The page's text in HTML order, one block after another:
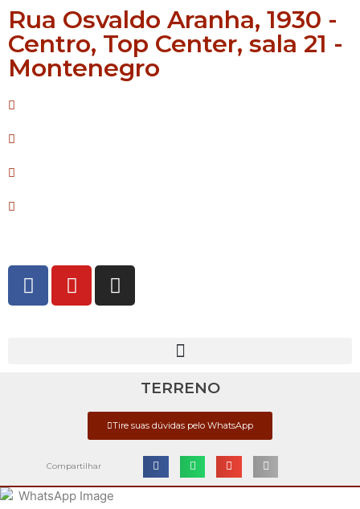
Rua Osvaldo Aranha, 1930 -
Centro, Top Center, sala 21 -
Montenegro
TERRENO
Tire suas dúvidas pelo WhatsApp
Compartilhar